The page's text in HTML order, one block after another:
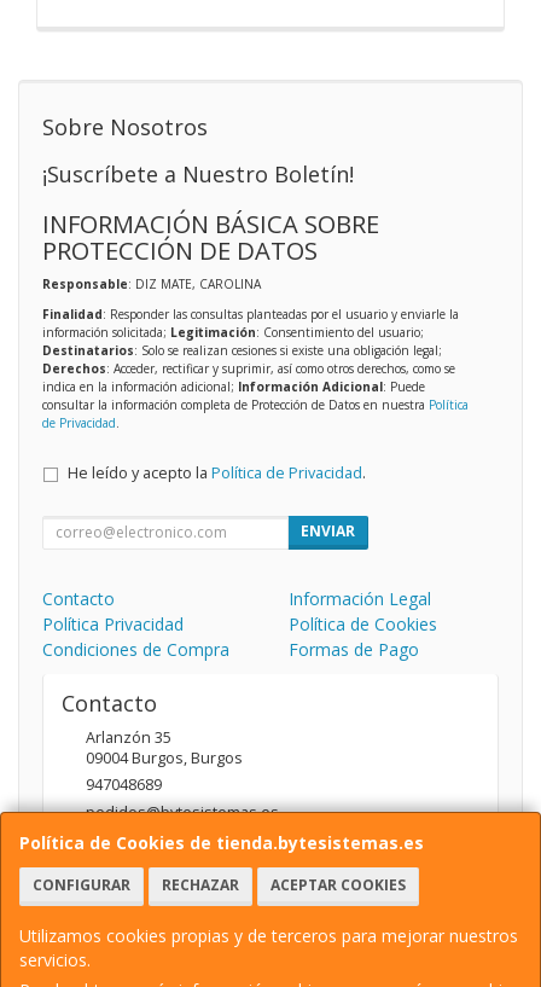
Política de Cookies de tienda.bytesistemas.es
CONFIGURAR RECHAZAR ACEPTAR COOKIES
Utilizamos cookies propias y de terceros para mejorar nuestros
servicios.
Sobre Nosotros
¡Suscríbete a Nuestro Boletín!
INFORMACIÓN BÁSICA SOBRE
PROTECCIÓN DE DATOS
Responsable: DIZ MATE, CAROLINA
Finalidad: Responder las consultas planteadas por el usuario y enviarle la
información solicitada; Legitimación: Consentimiento del usuario;
Destinatarios: Solo se realizan cesiones si existe una obligación legal;
Derechos: Acceder, rectificar y suprimir, así como otros derechos, como se
indica en la información adicional; Información Adicional: Puede
consultar la información completa de Protección de Datos en nuestra Política
de Privacidad
He leído y acepto la Política de Privacidad.
ENVIAR
Contacto
Información Legal
Política Privacidad
Política de Cookies
Condiciones de Compra
Formas de Pago
Contacto
Arlanzón 35
09004Burgos,Burgos
947048689
pedidos@bytesistemas.es
Horario
10.00 - 14.00 / 17.00 - 20.00